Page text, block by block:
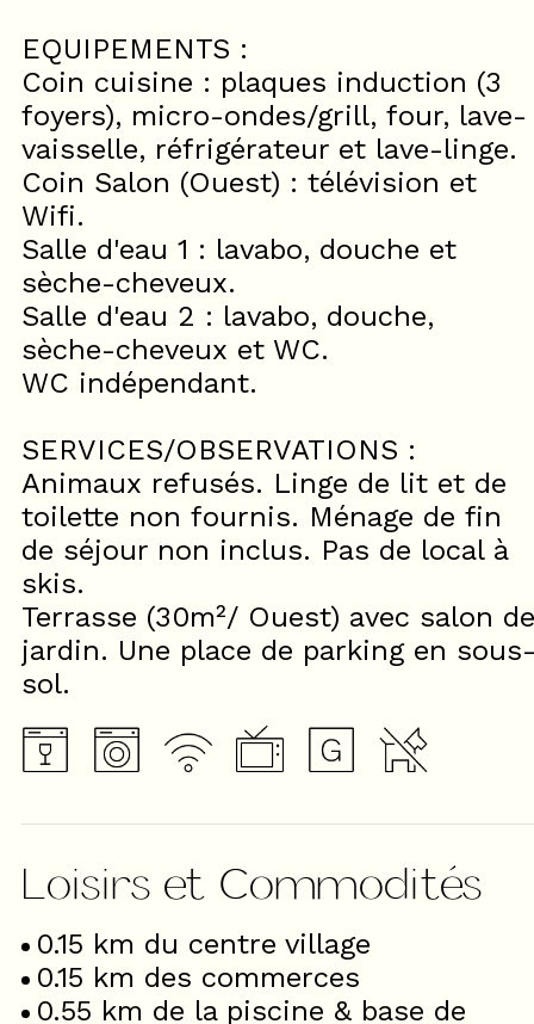
EQUIPEMENTS :
Coin cuisine : plaques induction (3
foyers), micro-ondes/grill, four, lave-
vaisselle, réfrigérateur et lave-linge.
Coin Salon (Ouest) : télévision et
Wifi.
Salle d'eau 1 : lavabo, douche et
sèche-cheveux.
Salle d'eau 2 : lavabo, douche,
sèche-cheveux et WC.
WC indépendant.
SERVICES/OBSERVATIONS :
Animaux refusés. Linge de lit et de
toilette non fournis. Ménage de fin
de séjour non inclus. Pas de local à
skis.
Terrasse (30m²/ Ouest) avec salon de
jardin. Une place de parking en
sol.
Loisirs et Commodités
0.15 km du centre village
0.15 km des commerces
0.55 km de la piscine & base de